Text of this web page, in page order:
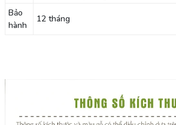
Bảo
hành
12 tháng